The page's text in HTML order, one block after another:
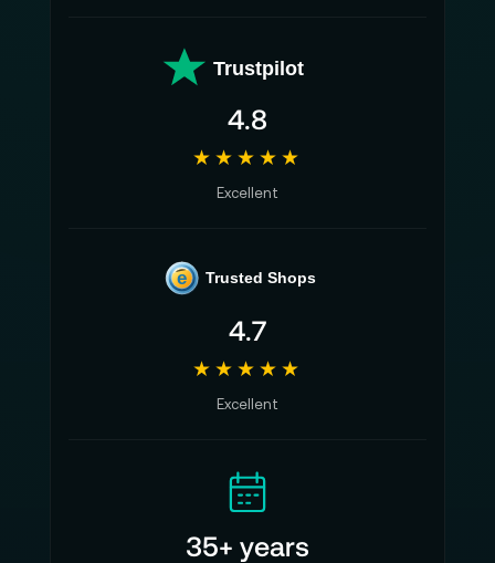
Trustpilot
4.8
★★★★★
Excellent
e Trusted Shops
4.7
★★★★★
Excellent
35+ years